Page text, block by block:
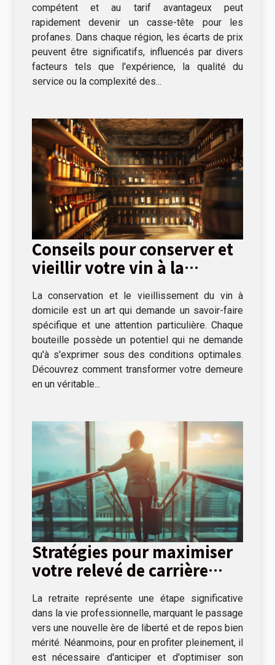
compétent et au tarif avantageux peut
rapidement devenir un casse-tête pour les
profanes. Dans chaque région, les écarts de prix
peuvent être significatifs, influencés par divers
facteurs tels que l'expérience, la qualité du
service ou la complexité des...
Conseils pour conserver et
vieillir votre vin à la
La conservation et le vieillissement du vin à
domicile est un art qui demande un savoir-faire
spécifique et une attention particulière. Chaque
bouteille possède un potentiel qui ne demande
qu'à s'exprimer sous des conditions optimales.
Découvrez comment transformer votre demeure
en un véritable...
Stratégies pour maximiser
votre relevé de carrière
La retraite représente une étape significative
dans la vie professionnelle, marquant le passage
vers une nouvelle ère de liberté et de repos bien
mérité. Néanmoins, pour en profiter pleinement, il
est nécessaire d'anticiper et d'optimiser son